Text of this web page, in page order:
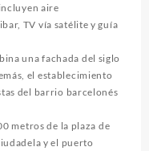
aire
TV vía satélite y guía
una fachada del siglo
el establecimiento
del barrio barcelonés
metros de la plaza de
y el puerto